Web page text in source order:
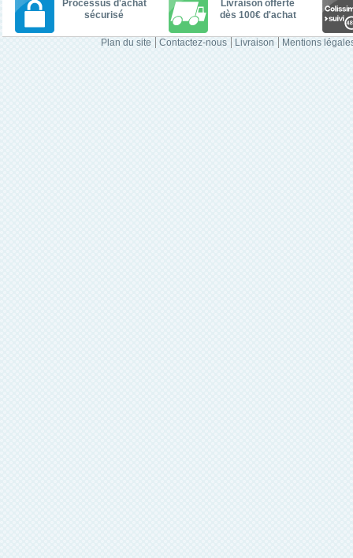
Processus d'achat
sécurisé
Livraison offerte
dès 100€ d'achat
Plan du site Contactez-nous Livraison Mentions